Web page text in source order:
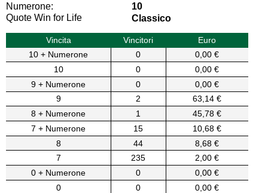
Numerone:
10
Quote Win for Life
Classico
Vincita Vincitori
Euro
10 + Numerone
0
0,00 €
10
0
0,00 €
9 + Numerone
0
0,00 €
9
2
63,14 €
8 + Numerone
1
45,78 €
7 + Numerone
15
10,68 €
8
44
8,68 €
7
235
2,00 €
0 + Numerone
0
0,00 €
0
0
0,00 €